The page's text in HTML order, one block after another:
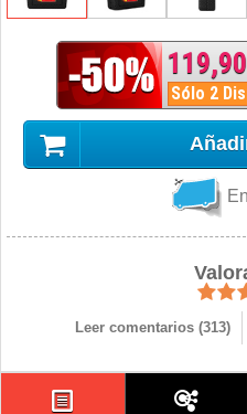
Sólo 2
Leer comentarios (313)